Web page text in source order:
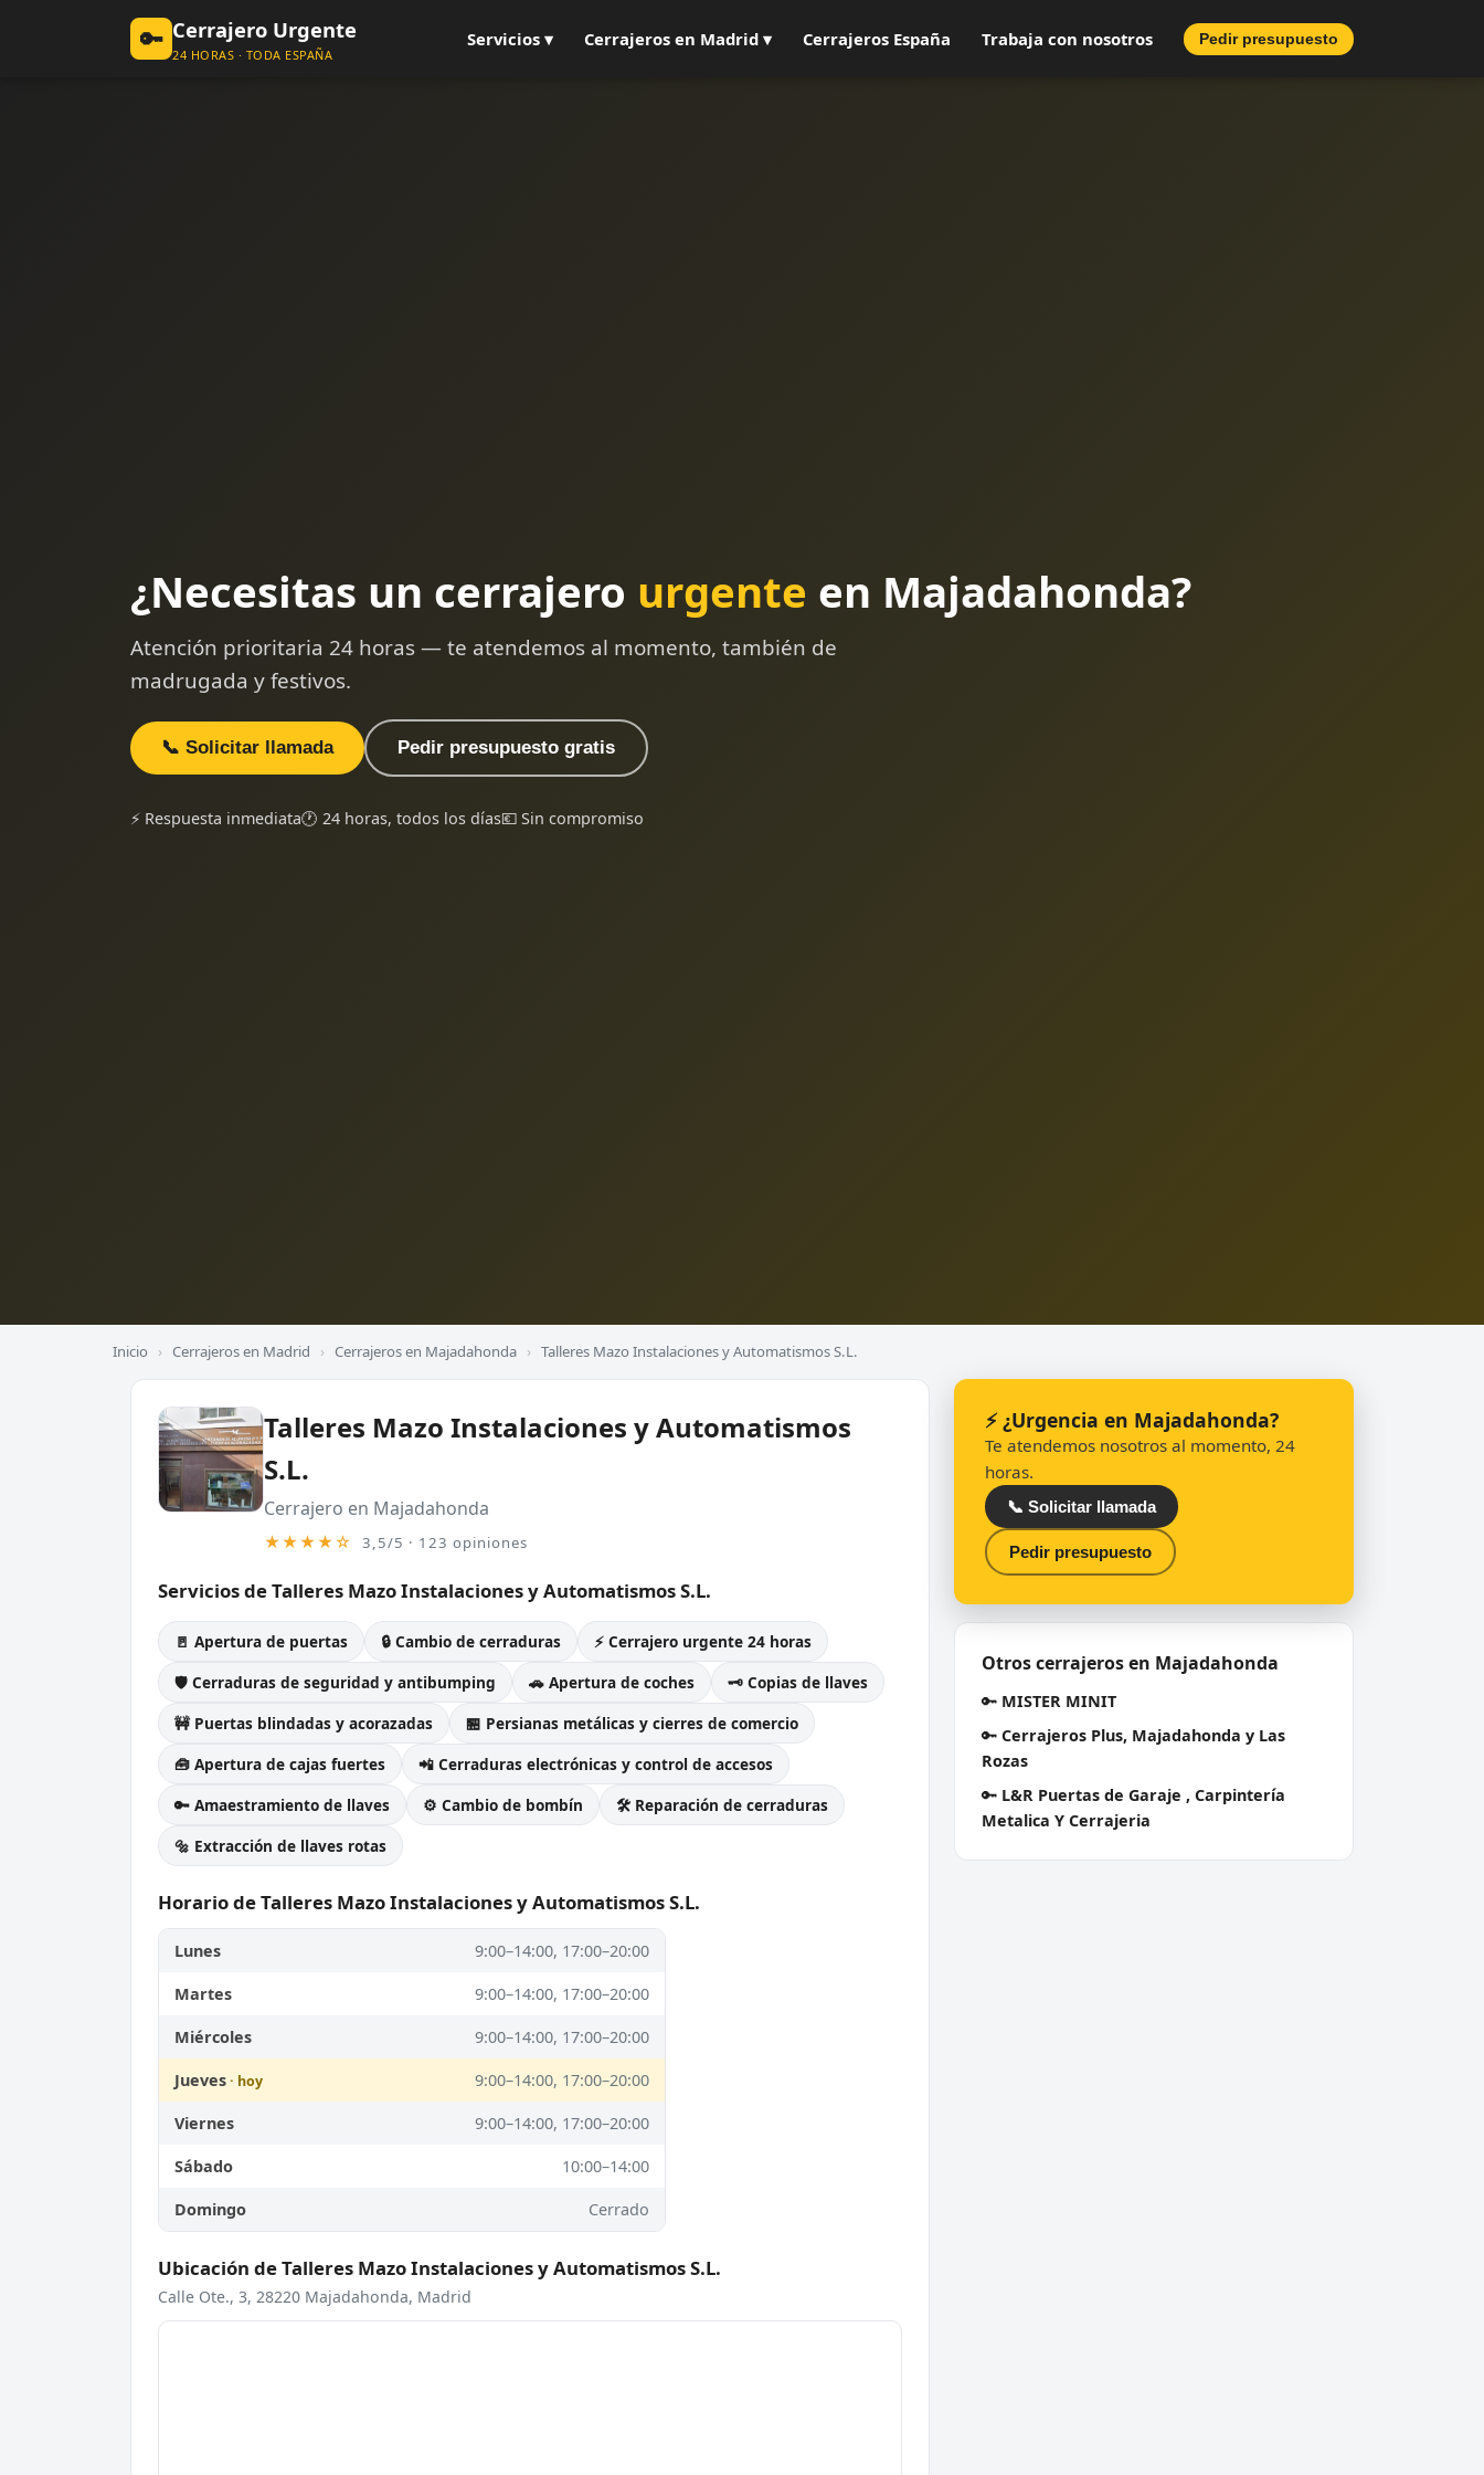
🔑 Cerrajero Urgente
24 HORAS · TODA ESPAÑA
Servicios ▾ Cerrajeros en Madrid ▾ Cerrajeros España Trabaja con nosotros Pedir presupuesto
¿Necesitas un cerrajero urgente en Majadahonda?
Atención prioritaria 24 horas — te atendemos al momento, también de
madrugada y festivos.
📞 Solicitar llamada Pedir presupuesto gratis
⚡ Respuesta inmediata🕐 24 horas, todos los días💶 Sin compromiso
Inicio › Cerrajeros en Madrid › Cerrajeros en Majadahonda › Talleres Mazo Instalaciones y Automatismos S.L.
Talleres Mazo Instalaciones y Automatismos
S.L.
Cerrajero en Majadahonda
★★★★☆ 3,5/5 · 123 opiniones
Servicios de Talleres Mazo Instalaciones y Automatismos S.L.
🚪 Apertura de puertas 🔒 Cambio de cerraduras
⚡ Cerrajero urgente 24 horas
🛡️ Cerraduras de seguridad y antibumping
🚗 Apertura de coches
🗝️ Copias de llaves
🚧 Puertas blindadas y acorazadas
🏪 Persianas metálicas y cierres de comercio
🧰 Apertura de cajas fuertes
📲 Cerraduras electrónicas y control de accesos
🔑 Amaestramiento de llaves
⚙️ Cambio de bombín
🛠️ Reparación de cerraduras
🔩 Extracción de llaves rotas
Horario de Talleres Mazo Instalaciones y Automatismos S.L.
Lunes 9:00–14:00, 17:00–20:00
Martes 9:00–14:00, 17:00–20:00
Miércoles 9:00–14:00, 17:00–20:00
Jueves 9:00–14:00, 17:00–20:00
Viernes 9:00–14:00, 17:00–20:00
Sábado 10:00–14:00
Domingo Cerrado
Ubicación de Talleres Mazo Instalaciones y Automatismos S.L.
Calle Ote., 3, 28220 Majadahonda, Madrid
⚡ ¿Urgencia en Majadahonda?
Te atendemos nosotros al momento, 24
horas.
📞 Solicitar llamada
Pedir presupuesto
Otros cerrajeros en Majadahonda
🔑 MISTER MINIT
🔑 Cerrajeros Plus, Majadahonda y Las
Rozas
🔑 L&R Puertas de Garaje , Carpintería
Metalica Y Cerrajeria